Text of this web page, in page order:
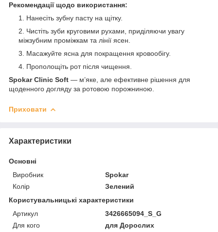
Рекомендації щодо використання:
Нанесіть зубну пасту на щітку.
Чистіть зуби круговими рухами, приділяючи увагу
міжзубним проміжкам та лінії ясен.
Масажуйте ясна для покращення кровообігу.
Прополощіть рот після чищення.
Spokar Clinic Soft — м’яке, але ефективне рішення для
щоденного догляду за ротовою порожниною.
Приховати
Характеристики
Основні
Виробник
Spokar
Колір
Зелений
Користувальницькі характеристики
Артикул
3426665094_S_G
Для кого
для Дорослих